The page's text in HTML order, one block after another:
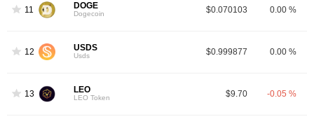
11 DOGE
Dogecoin $0.070103 0.00 %
12 USDS
Usds $0.999877 0.00 %
13 LEO
LEO Token $9.70 -0.05 %